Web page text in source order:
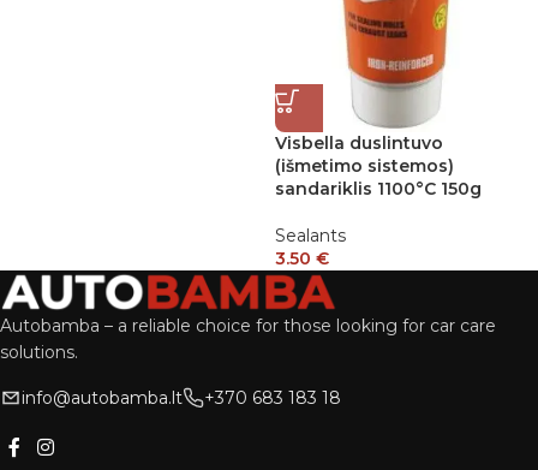
Visbella duslintuvo
(išmetimo sistemos)
sandariklis 1100°C 150g
Sealants
3.50 €
Autobamba – a reliable choice for those looking for car care
solutions.
info@autobamba.lt +370 683 183 18